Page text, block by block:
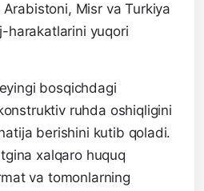
Misr va Turkiya
harakatlarini yuqori
bosqichdagi
ruhda oshiqligini
berishini kutib qoladi.
xalqaro huquq
va tomonlarning